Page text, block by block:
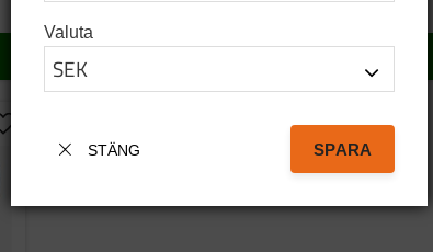
KÖP KÖP
Lägg till i favoriter
Valuta
STÄNG SPARA